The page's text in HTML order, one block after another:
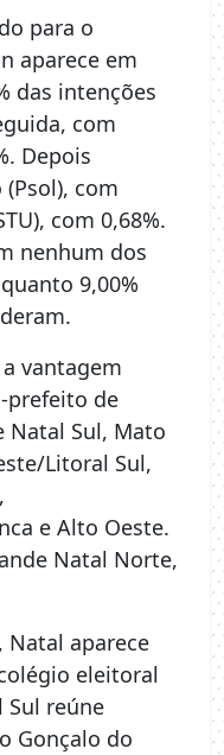
para o
aparece em
das intenções
com
Depois
com
com 0,68%.
nenhum dos
9,00%
vantagem
prefeito de
Natal Sul, Mato
Litoral Sul,
e Alto Oeste.
Natal Norte,
Natal aparece
eleitoral
Sul reúne
Gonçalo do